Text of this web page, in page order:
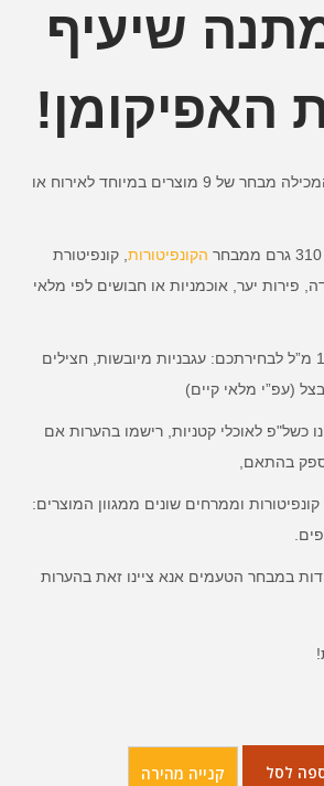
שיעיף
האפיקומן!
6 מארזי מזוודת קרטון המכילה מבחר של 9 מוצרים במיוחד לאירוח או
הקונפיטורות, קונפיטורת
פירות יער, אוכמניות או חבושים לפי מלאי
156 מ”ל לבחירתכם: עגבניות מיובשות, חצילים
(עפ”י מלאי קיים)
כשל"פ לאוכלי קטניות, רישמו בהערות אם
בהתאם,
106 מ"ל של קונפיטורות וממרחים שונים ממגוון המוצרים:
במבחר הטעמים אנא ציינו זאת בהערות
לסל קנייה מהירה